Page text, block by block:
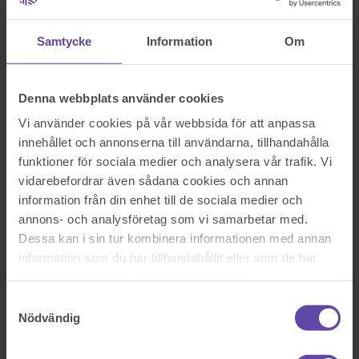
Samtycke Information Om
Denna webbplats använder cookies
Vi använder cookies på vår webbsida för att anpassa
innehållet och annonserna till användarna, tillhandahålla
funktioner för sociala medier och analysera vår trafik. Vi
vidarebefordrar även sådana cookies och annan
information från din enhet till de sociala medier och
annons- och analysföretag som vi samarbetar med.
Dessa kan i sin tur kombinera informationen med annan
information som du har tillhandahållit eller som de har
Nödvändig
Rådgivarens svar
2017-11-13
Hej och stort tack för att du vänder dig till oss på Fråga Juristen med
din frågeställning!
Regler om köp återfinns i köplagen (KöpL), se lagen
här.
Eftersom att en bostadsrätt inte är fast egendom (jfr 1 kap. 1 §
möjligheten att åberopa påföljder för fel i bostadsrätten är det alltså
KöpL som ska konsulteras.